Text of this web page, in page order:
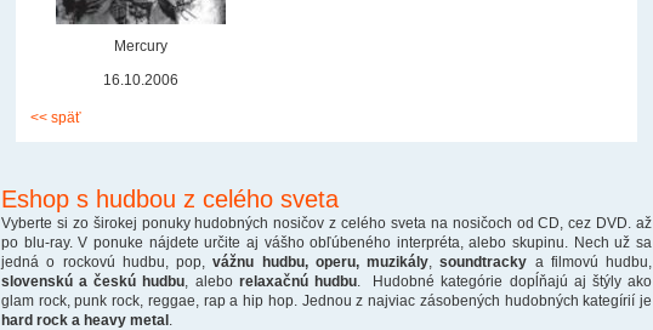
Mercury
16.10.2006
<< späť
Eshop s hudbou z celého sveta
Vyberte si zo širokej ponuky hudobných nosičov z celého sveta na nosičoch od CD, cez DVD. až
po blu-ray. V ponuke nájdete určite aj vášho obľúbeného interpréta, alebo skupinu. Nech už sa
jedná o rockovú hudbu, pop,vážnu hudbu, operu, muzikály ,soundtracky a filmovú hudbu,
slovenskú a českú hudbu , alebo relaxačnú hudbu. Hudobné kategórie dopĺňajú aj štýly ako
glam rock, punk rock, reggae, rap a hip hop. Jednou z najviac zásobených hudobných kategírií je
hard rock a heavy metal